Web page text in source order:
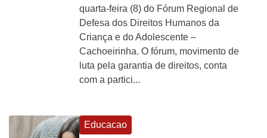
quarta-feira (8) do Fórum Regional de
Defesa dos Direitos Humanos da
Criança e do Adolescente –
Cachoeirinha. O fórum, movimento de
luta pela garantia de direitos, conta
com a partici...
Educacao